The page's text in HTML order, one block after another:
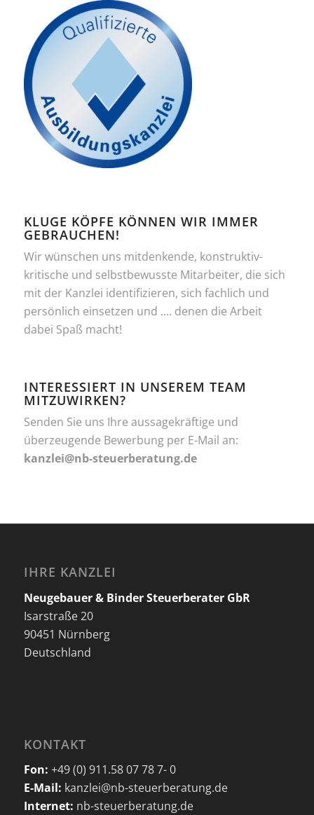
KLUGE KÖPFE KÖNNEN WIR IMMER
GEBRAUCHEN!
Wir wünschen uns mitdenkende, konstruktiv-
kritische und selbstbewusste Mitarbeiter, die sich
mit der Kanzlei identifizieren, sich fachlich und
persönlich einsetzen und .... denen die Arbeit
dabei Spaß macht!
INTERESSIERT IN UNSEREM TEAM
MITZUWIRKEN?
Senden Sie uns Ihre aussagekräftige und
überzeugende Bewerbung per E-Mail an:
kanzlei@nb-steuerberatung.de
IHRE KANZLEI
Neugebauer & Binder Steuerberater GbR
Isarstraße 20
90451 Nürnberg
Deutschland
KONTAKT
Fon: +49 (0) 911.58 07 78 7- 0
E-Mail: kanzlei@nb-steuerberatung.de
Internet: nb-steuerberatung.de